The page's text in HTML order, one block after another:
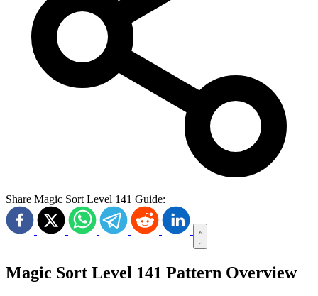
Share Magic Sort Level 141 Guide:
Magic Sort Level 141 Pattern Overview